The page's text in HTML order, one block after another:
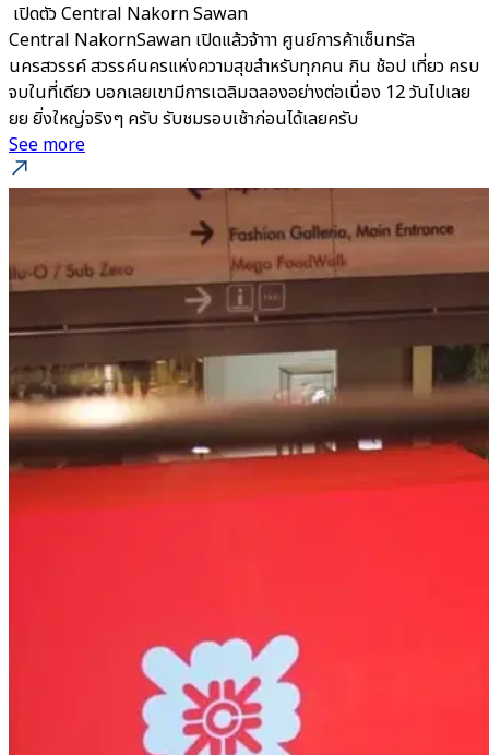
​ เปิดตัว Central Nakorn Sawan
Central NakornSawan เปิดแล้วจ้าาา ศูนย์การค้าเซ็นทรัล
นครสวรรค์ สวรรค์นครแห่งความสุขสำหรับทุกคน กิน ช้อป เที่ยว ครบ
จบในที่เดียว บอกเลยเขามีการเฉลิมฉลองอย่างต่อเนื่อง 12 วันไปเลย
ยย ยิ่งใหญ่จริงๆ ครับ รับชมรอบเช้าก่อนได้เลยครับ
See more